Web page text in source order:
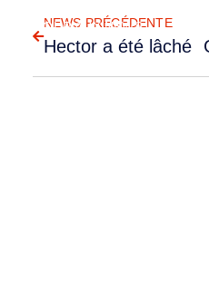
RETOUR AUX NEWS
NEWS PRÉCÉDENTE
Hector a été lâché